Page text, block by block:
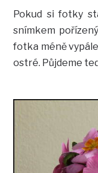
Pokud si fotky
snímkem
fotka méně
ostré. Půjdeme